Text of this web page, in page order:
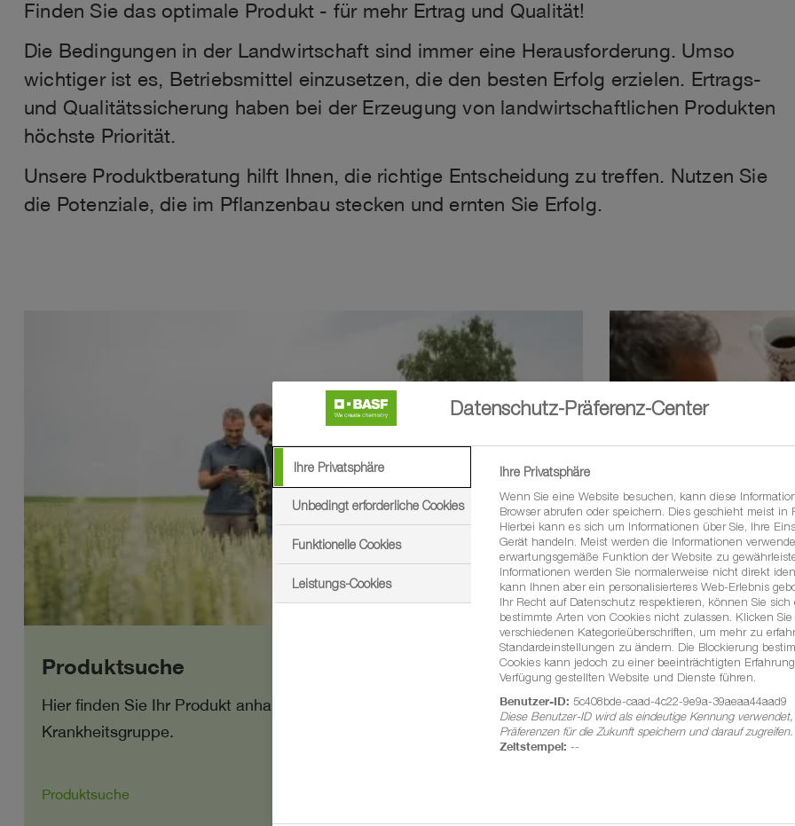
Finden Sie das optimale Produkt - für mehr Ertrag und Qualität!
Die Bedingungen in der Landwirtschaft sind immer eine Herausforderung. Umso
wichtiger ist es, Betriebsmittel einzusetzen, die den besten Erfolg erzielen. Ertrags-
und Qualitätssicherung haben bei der Erzeugung von landwirtschaftlichen Produkten
höchste Priorität.
Unsere Produktberatung hilft Ihnen, die richtige Entscheidung zu treffen. Nutzen Sie
die Potenziale, die im Pflanzenbau stecken und ernten Sie Erfolg.
Produktsuche
Hier finden Sie Ihr Produkt anhand Kultur, Produkttyp, Wirkstoff und
Krankheitsgruppe.
Produktsuche
Produkt-
Hier finden Sie die
unserer Produkte als
Datenschutz-Präferenz-Center
Ihre Privatsphäre
Unbedingt erforderliche Cookies
Funktionelle Cookies
Leistungs-Cookies
Ihre Privatsphäre
Wenn Sie eine Website besuchen, kann diese
Browser abrufen oder speichern. Dies geschieht meist in
Hierbei kann es sich um Informationen über Sie, Ihre
Gerät handeln. Meist werden die Informationen
erwartungsgemäße Funktion der Website zu
Informationen werden Sie normalerweise nicht direkt
kann Ihnen aber ein personalisierteres Web-Erlebnis
Ihr Recht auf Datenschutz respektieren, können Sie sich
bestimmte Arten von Cookies nicht zulassen. Klicken Sie
verschiedenen Kategorieüberschriften, um mehr zu
Standardeinstellungen zu ändern. Die Blockierung
Cookies kann jedoch zu einer beeinträchtigten
Verfügung gestellten Website und Dienste führen.
Benutzer-ID: 5c408bde-caad-4c22-9e9a-39aeaa44aad9
Diese Benutzer-ID wird als eindeutige Kennung
Präferenzen für die Zukunft speichern und darauf zugreifen.
Zeitstempel: --